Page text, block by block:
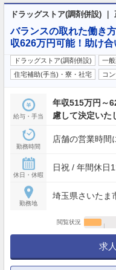
ドラッグストア(調剤併設) ｜
バランスの取れた働き
収626万円可能！助け
ドラッグストア(調剤併設) 一
住宅補助(手当)・寮・社宅
コ
給与・手当
年収515万円～
慮して決定いた
勤務時間
店舗の営業時間
休日・休暇
日祝 / 年間休日
勤務地
埼玉県さいたま
閲覧状況
求